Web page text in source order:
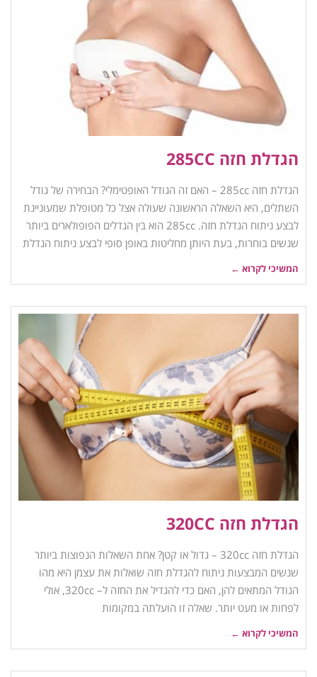
הגדלת חזה 285CC
הגדלת חזה 285cc – האם זה הגודל האופטימלי? הבחירה של גודל
השתלים, היא השאלה הראשונה שעולה אצל כל מטופלת שמעוניינת
לבצע ניתוח הגדלת חזה. 285cc הוא בין הגדלים הפופולארים ביותר
שנשים בוחרות, בעת היותן מחליטות באופן סופי לבצע ניתוח הגדלת
המשיכי לקרוא ←
הגדלת חזה 320CC
הגדלת חזה 320cc – גדול או קטן? אחת השאלות הנפוצות ביותר
שנשים המבצעות ניתוח להגדלת חזה שואלות את עצמן היא מהו
הגודל המתאים להן, האם כדי להגדיל את החזה ל– 320cc, אולי
לפחות או מעט יותר. שאלה זו הועלתה במקומות
המשיכי לקרוא ←